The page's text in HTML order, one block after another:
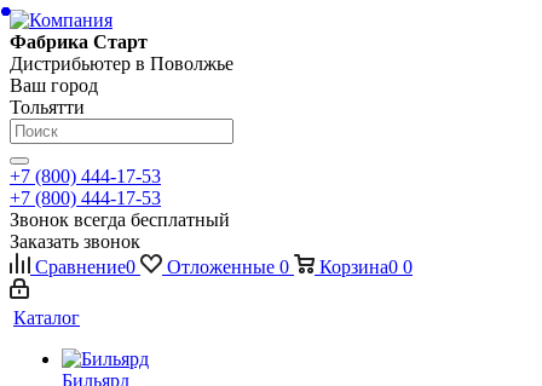
Фабрика Старт
Дистрибьютер в Поволжье
Ваш город
Тольятти
+7 (800) 444-17-53
+7 (800) 444-17-53
Звонок всегда бесплатный
Заказать звонок
Сравнение0 Отложенные 0 Корзина0 0
Каталог
Бильярд